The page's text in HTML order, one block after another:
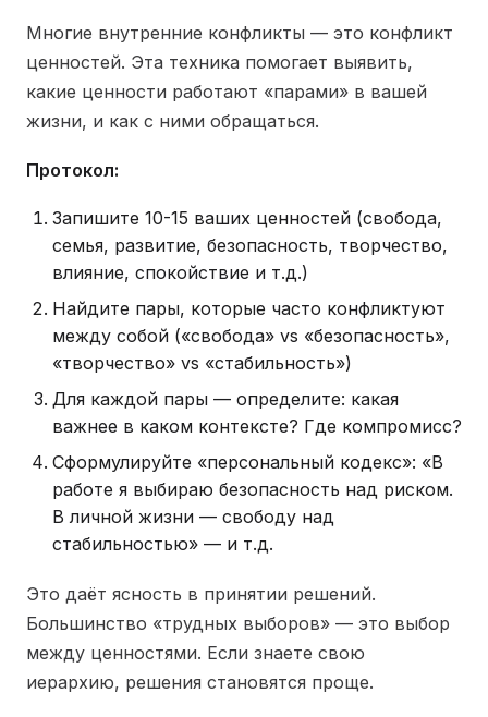
Многие внутренние конфликты — это конфликт
ценностей. Эта техника помогает выявить,
какие ценности работают «парами» в вашей
жизни, и как с ними обращаться.
Протокол:
Запишите 10-15 ваших ценностей (свобода,
семья, развитие, безопасность, творчество,
влияние, спокойствие и т.д.)
Найдите пары, которые часто конфликтуют
между собой («свобода» vs «безопасность»,
«творчество» vs «стабильность»)
Для каждой пары — определите: какая
важнее в каком контексте? Где компромисс?
Сформулируйте «персональный кодекс»: «В
работе я выбираю безопасность над риском.
В личной жизни — свободу над
стабильностью» — и т.д.
Это даёт ясность в принятии решений.
Большинство «трудных выборов» — это выбор
между ценностями. Если знаете свою
иерархию, решения становятся проще.